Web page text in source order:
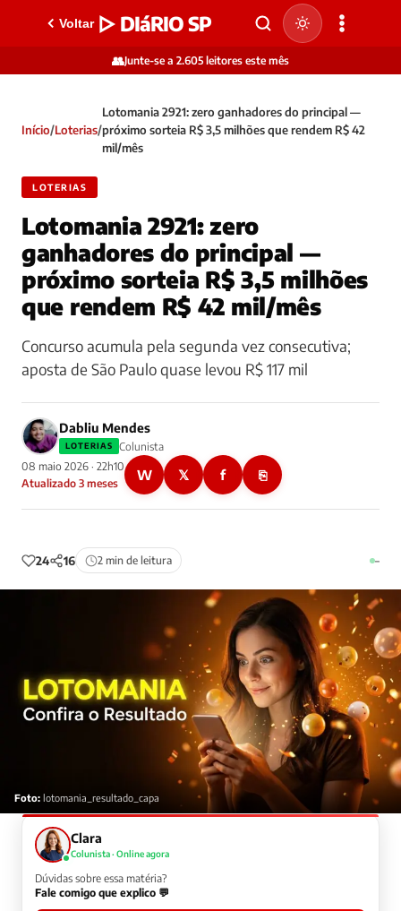
Voltar ▷ DIáRIO SP
👥Junte-se a 2.605 leitores este mês
Início/Loterias/
Lotomania 2921: zero ganhadores do principal —
próximo sorteia R$ 3,5 milhões que rendem R$ 42
mil/mês
LOTERIAS
Lotomania 2921: zero
ganhadores do principal —
próximo sorteia R$ 3,5 milhões
que rendem R$ 42 mil/mês
Concurso acumula pela segunda vez consecutiva;
aposta de São Paulo quase levou R$ 117 mil
Dabliu Mendes
LOTERIAS
Colunista
08 maio 2026 · 22h10
Atualizado 3 meses
W 𝕏 f ⎘
24 16 2 min de leitura –
Foto: lotomania_resultado_capa
Clara
Colunista · Online agora
Dúvidas sobre essa matéria?
Fale comigo que explico 💬